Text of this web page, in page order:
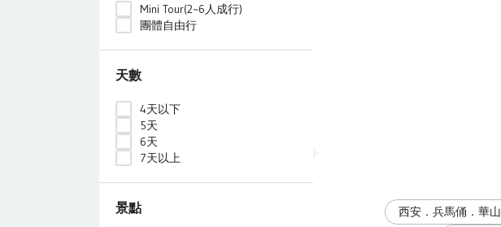
Mini Tour(2~6人成行)
團體自由行
天數
4天以下
5天
6天
7天以上
景點 西安．兵馬俑．華山